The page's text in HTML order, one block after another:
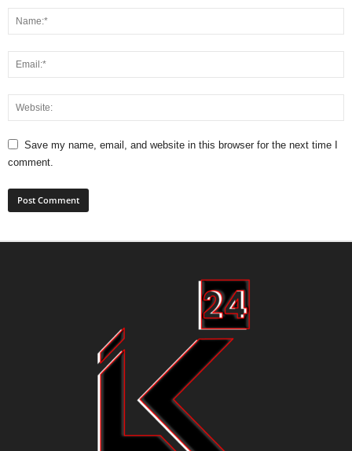
Save my name, email, and website in this browser for the next time I
comment.